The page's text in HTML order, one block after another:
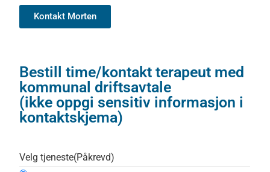
Kontakt Morten
Bestill time/kontakt terapeut med
kommunal driftsavtale
(ikke oppgi sensitiv informasjon i
kontaktskjema)
Velg tjeneste(Påkrevd)